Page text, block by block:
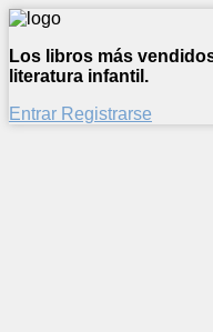
Los libros más
literatura infantil.
Entrar Registrarse